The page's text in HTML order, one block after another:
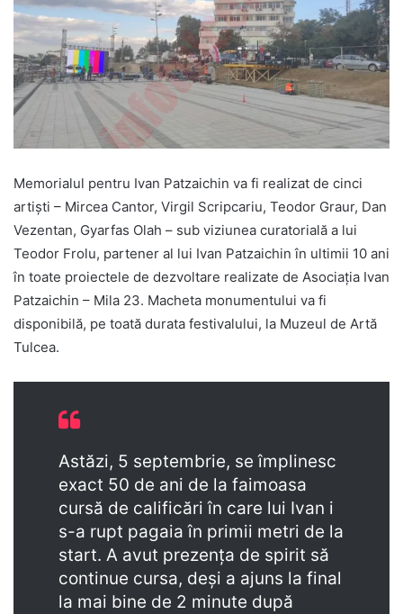
Memorialul pentru Ivan Patzaichin va fi realizat de cinci
artiști – Mircea Cantor, Virgil Scripcariu, Teodor Graur, Dan
Vezentan, Gyarfas Olah – sub viziunea curatorială a lui
Teodor Frolu, partener al lui Ivan Patzaichin în ultimii 10 ani
în toate proiectele de dezvoltare realizate de Asociația Ivan
Patzaichin – Mila 23. Macheta monumentului va fi
disponibilă, pe toată durata festivalului, la Muzeul de Artă
Tulcea.
Astăzi, 5 septembrie, se împlinesc
exact 50 de ani de la faimoasa
cursă de calificări în care lui Ivan i
s-a rupt pagaia în primii metri de la
start. A avut prezența de spirit să
continue cursa, deși a ajuns la final
la mai bine de 2 minute după